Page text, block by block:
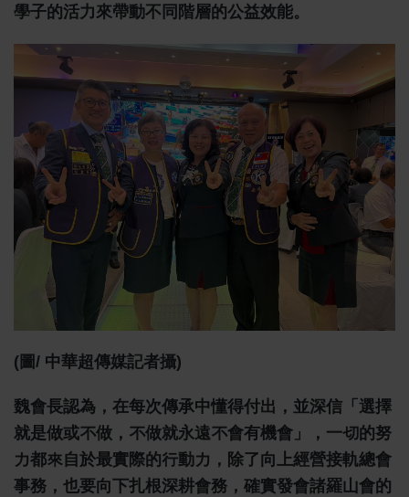
學子的活力來帶動不同階層的公益效能。
(圖/ 中華超傳媒記者攝)
魏會長認為，在每次傳承中懂得付出，並深信「選擇
就是做或不做，不做就永遠不會有機會」，一切的努
力都來自於最實際的行動力，除了向上經營接軌總會
事務，也要向下扎根深耕會務，確實發會諸羅山會的